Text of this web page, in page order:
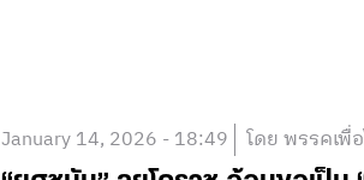
January 14, 2026 - 18:49 โดย พรรคเพื่